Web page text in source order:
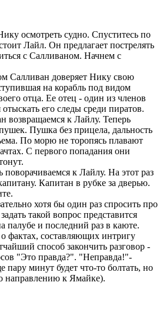
осмотреть судно. Спуститесь по
Лайл. Он предлагает пострелять
с Салливаном. Начнем с
Салливан доверяет Нику свою
на корабль под видом
отца. Ее отец - один из членов
отыскать его следы среди пиратов.
возвращаемся к Лайлу. Теперь
Пушка без прицела, дальность
По морю не торопясь плавают
С первого попадания они
к Лайлу. На этот раз
Капитан в рубке за дверью.
хотя бы один раз спросить про
такой вопрос представится
палубе и последний раз в каюте.
фактах, составляющих интригу
способ закончить разговор -
"Это правда?". "Неправда!"-
пару минут будет что-то болтать, но
направлению к Ямайке).